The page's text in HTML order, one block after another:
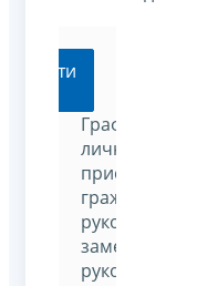
Перейти
График
личного
приема
граждан
руководителем и
заместителями
руководителя